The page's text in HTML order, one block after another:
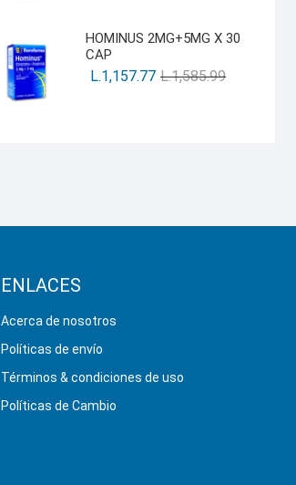
HOMINUS 2MG+5MG X 30
CAP
L.1,585.99
L.1,157.77
ENLACES
Acerca de nosotros
Políticas de envío
Términos & condiciones de uso
Políticas de Cambio